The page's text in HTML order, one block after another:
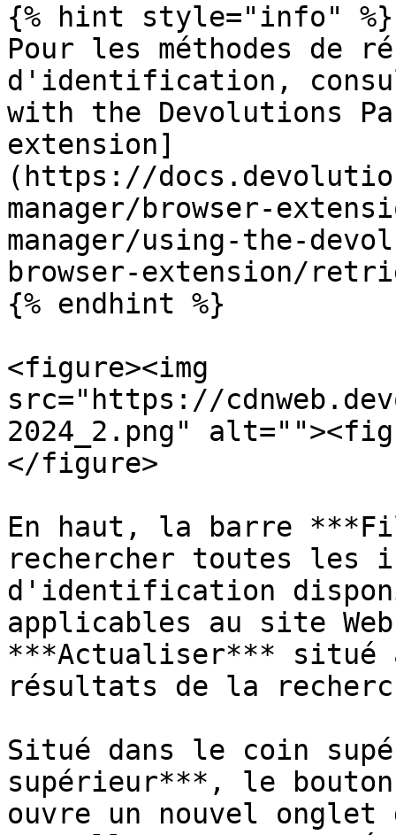
{% hint style="info" %}
Pour les méthodes de
d'identification,
with the Devolutions
extension]
(https://
manager/browser-
manager/using-the-
browser-extension/
{% endhint %}
<figure><img
src="https://
2024_2.png"
</figure>
En haut, la barre
rechercher toutes les
d'identification
applicables au site
***Actualiser*** situé
résultats de la
Situé dans le coin
supérieur***, le
ouvre un nouvel